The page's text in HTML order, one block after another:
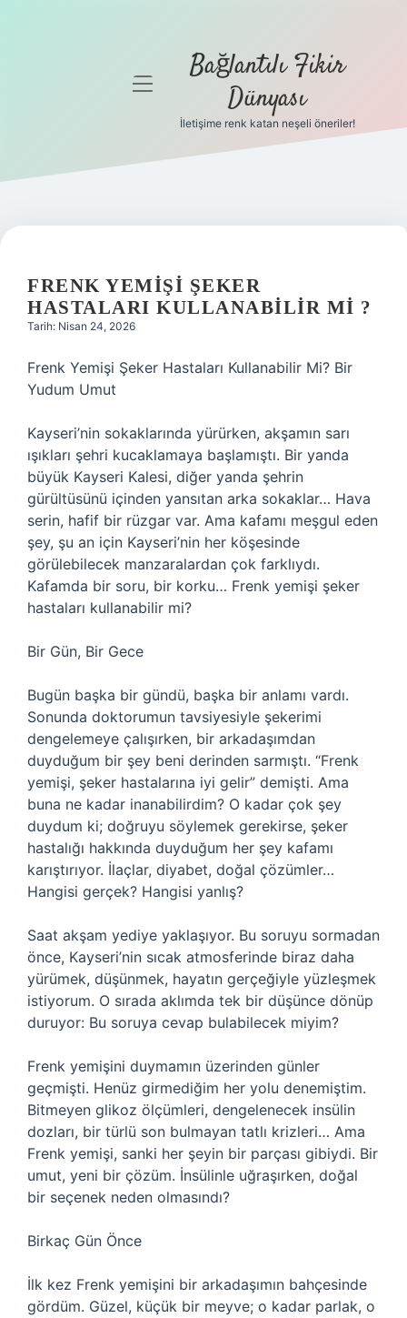
Gizlilik
Hakkımızda
menüyü
Bağlantılı Fikir
Dünyası
İletişime renk katan neşeli öneriler!
FRENK YEMIŞI ŞEKER
HASTALARI KULLANABILIR MI ?
Tarih: Nisan 24, 2026
Frenk Yemişi Şeker Hastaları Kullanabilir Mi? Bir
Yudum Umut
Kayseri’nin sokaklarında yürürken, akşamın sarı
ışıkları şehri kucaklamaya başlamıştı. Bir yanda
büyük Kayseri Kalesi, diğer yanda şehrin
gürültüsünü içinden yansıtan arka sokaklar… Hava
serin, hafif bir rüzgar var. Ama kafamı meşgul eden
şey, şu an için Kayseri’nin her köşesinde
görülebilecek manzaralardan çok farklıydı.
Kafamda bir soru, bir korku… Frenk yemişi şeker
hastaları kullanabilir mi?
Bir Gün, Bir Gece
Bugün başka bir gündü, başka bir anlamı vardı.
Sonunda doktorumun tavsiyesiyle şekerimi
dengelemeye çalışırken, bir arkadaşımdan
duyduğum bir şey beni derinden sarmıştı. “Frenk
yemişi, şeker hastalarına iyi gelir” demişti. Ama
buna ne kadar inanabilirdim? O kadar çok şey
duydum ki; doğruyu söylemek gerekirse, şeker
hastalığı hakkında duyduğum her şey kafamı
karıştırıyor. İlaçlar, diyabet, doğal çözümler…
Hangisi gerçek? Hangisi yanlış?
Saat akşam yediye yaklaşıyor. Bu soruyu sormadan
önce, Kayseri’nin sıcak atmosferinde biraz daha
yürümek, düşünmek, hayatın gerçeğiyle yüzleşmek
istiyorum. O sırada aklımda tek bir düşünce dönüp
duruyor: Bu soruya cevap bulabilecek miyim?
Frenk yemişini duymamın üzerinden günler
geçmişti. Henüz girmediğim her yolu denemiştim.
Bitmeyen glikoz ölçümleri, dengelenecek insülin
dozları, bir türlü son bulmayan tatlı krizleri… Ama
Frenk yemişi, sanki her şeyin bir parçası gibiydi. Bir
umut, yeni bir çözüm. İnsülinle uğraşırken, doğal
bir seçenek neden olmasındı?
Birkaç Gün Önce
İlk kez Frenk yemişini bir arkadaşımın bahçesinde
gördüm. Güzel, küçük bir meyve; o kadar parlak, o